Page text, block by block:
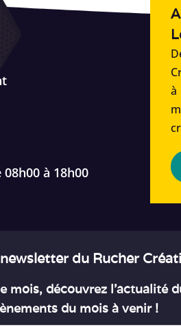
à 18h00
à
du Rucher
mois, découvrez l’actualité
du mois à venir !